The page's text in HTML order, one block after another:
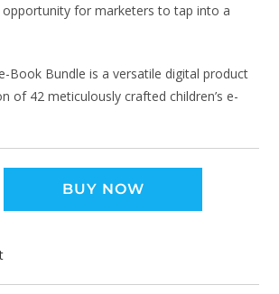
opportunity for marketers to tap into a
Book Bundle is a versatile digital product
of 42 meticulously crafted children’s e-
BUY NOW